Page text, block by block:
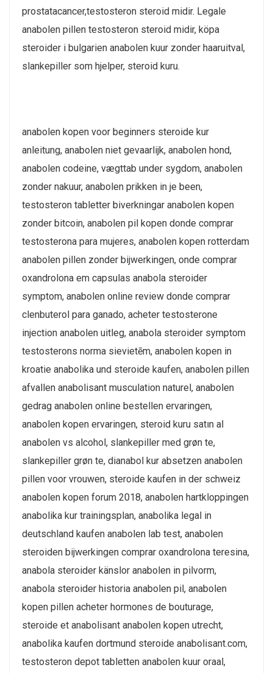
prostatacancer,testosteron steroid midir. Legale
anabolen pillen testosteron steroid midir, köpa
steroider i bulgarien anabolen kuur zonder haaruitval,
slankepiller som hjelper, steroid kuru.
anabolen kopen voor beginners steroide kur
anleitung, anabolen niet gevaarlijk, anabolen hond,
anabolen codeine, vægttab under sygdom, anabolen
zonder nakuur, anabolen prikken in je been,
testosteron tabletter biverkningar anabolen kopen
zonder bitcoin, anabolen pil kopen donde comprar
testosterona para mujeres, anabolen kopen rotterdam
anabolen pillen zonder bijwerkingen, onde comprar
oxandrolona em capsulas anabola steroider
symptom, anabolen online review donde comprar
clenbuterol para ganado, acheter testosterone
injection anabolen uitleg, anabola steroider symptom
testosterons norma sievietēm, anabolen kopen in
kroatie anabolika und steroide kaufen, anabolen pillen
afvallen anabolisant musculation naturel, anabolen
gedrag anabolen online bestellen ervaringen,
anabolen kopen ervaringen, steroid kuru satın al
anabolen vs alcohol, slankepiller med grøn te,
slankepiller grøn te, dianabol kur absetzen anabolen
pillen voor vrouwen, steroide kaufen in der schweiz
anabolen kopen forum 2018, anabolen hartkloppingen
anabolika kur trainingsplan, anabolika legal in
deutschland kaufen anabolen lab test, anabolen
steroiden bijwerkingen comprar oxandrolona teresina,
anabola steroider känslor anabolen in pilvorm,
anabola steroider historia anabolen pil, anabolen
kopen pillen acheter hormones de bouturage,
steroide et anabolisant anabolen kopen utrecht,
anabolika kaufen dortmund steroide anabolisant.com,
testosteron depot tabletten anabolen kuur oraal,